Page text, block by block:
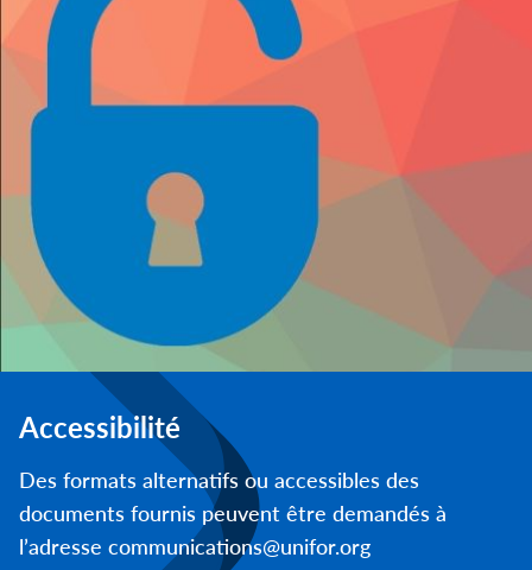
Accessibilité
Des formats alternatifs ou accessibles des
documents fournis peuvent être demandés à
l’adresse communications@unifor.org